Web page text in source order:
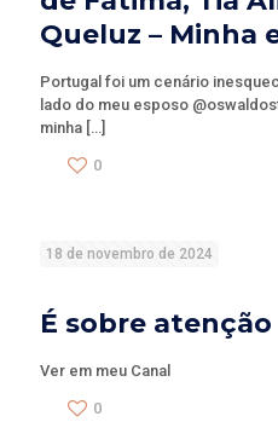
Queluz – Minha
Portugal foi um cenário
lado do meu esposo
minha […]
0
18 de novembro de 2024
É sobre
Ver em meu Canal
0